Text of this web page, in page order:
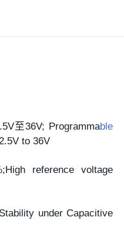
至36V; Programmable
to 36V
reference voltage
under Capacitive